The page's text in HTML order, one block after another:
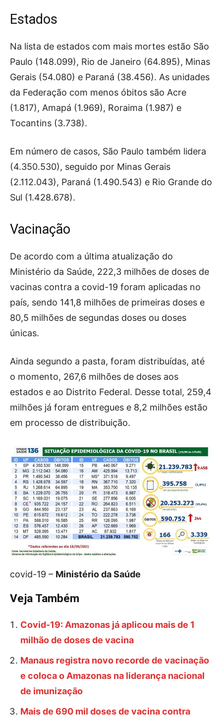
Estados
Na lista de estados com mais mortes estão São
Paulo (148.099), Rio de Janeiro (64.895), Minas
Gerais (54.080) e Paraná (38.456). As unidades
da Federação com menos óbitos são Acre
(1.817), Amapá (1.969), Roraima (1.987) e
Tocantins (3.738).
Em número de casos, São Paulo também lidera
(4.350.530), seguido por Minas Gerais
(2.112.043), Paraná (1.490.543) e Rio Grande do
Sul (1.428.678).
Vacinação
De acordo com a última atualização do
Ministério da Saúde, 222,3 milhões de doses de
vacinas contra a covid-19 foram aplicadas no
país, sendo 141,8 milhões de primeiras doses e
80,5 milhões de segundas doses ou doses
únicas.
Ainda segundo a pasta, foram distribuídas, até
o momento, 267,6 milhões de doses aos
estados e ao Distrito Federal. Desse total, 259,4
milhões já foram entregues e 8,2 milhões estão
em processo de distribuição.
covid-19 – Ministério da Saúde
Veja Também
Covid-19: Amazonas já aplicou mais de 1
milhão de doses de vacina
Manaus registra novo recorde de vacinação
e coloca o Amazonas na liderança nacional
de imunização
Mais de 690 mil doses de vacina contra